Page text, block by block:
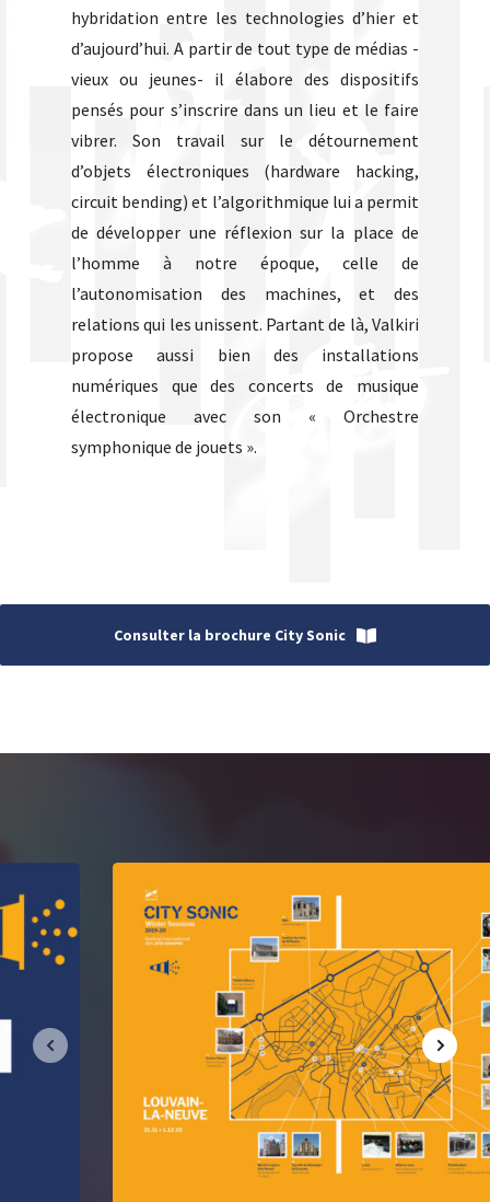
hybridation entre les technologies d’hier et
d’aujourd’hui. A partir de tout type de médias -
vieux ou jeunes- il élabore des dispositifs
pensés pour s’inscrire dans un lieu et le faire
vibrer. Son travail sur le détournement
d’objets électroniques (hardware hacking,
circuit bending) et l’algorithmique lui a permit
de développer une réflexion sur la place de
l’homme à notre époque, celle de
l’autonomisation des machines, et des
relations qui les unissent. Partant de là, Valkiri
propose aussi bien des installations
numériques que des concerts de musique
électronique avec son « Orchestre
symphonique de jouets ».
Consulter la brochure City Sonic